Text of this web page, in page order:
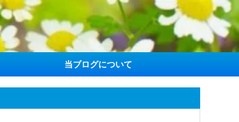
当ブログについて